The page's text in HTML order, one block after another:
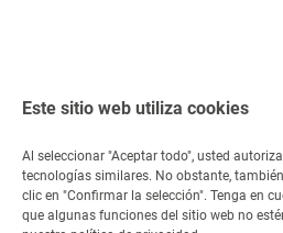
Este sitio web utiliza cookies
Al seleccionar "Aceptar todo", usted
tecnologías similares. No obstante,
clic en "Confirmar la selección". Tenga en
que algunas funciones del sitio web no